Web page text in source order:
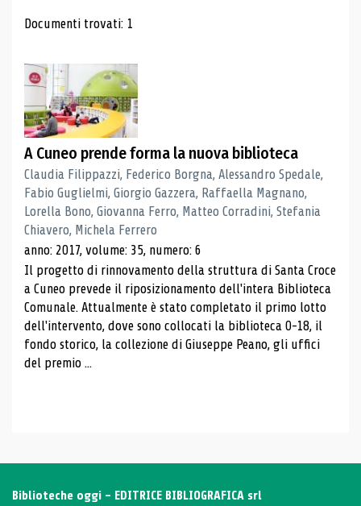
Risultati di ricerca
Documenti trovati: 1
A Cuneo prende forma la nuova biblioteca
Claudia Filippazzi, Federico Borgna, Alessandro Spedale,
Fabio Guglielmi, Giorgio Gazzera, Raffaella Magnano,
Lorella Bono, Giovanna Ferro, Matteo Corradini, Stefania
Chiavero, Michela Ferrero
anno: 2017, volume: 35, numero: 6
Il progetto di rinnovamento della struttura di Santa Croce
a Cuneo prevede il riposizionamento dell'intera Biblioteca
Comunale. Attualmente è stato completato il primo lotto
dell'intervento, dove sono collocati la biblioteca 0-18, il
fondo storico, la collezione di Giuseppe Peano, gli uffici
del premio ...
Biblioteche oggi - EDITRICE BIBLIOGRAFICA srl